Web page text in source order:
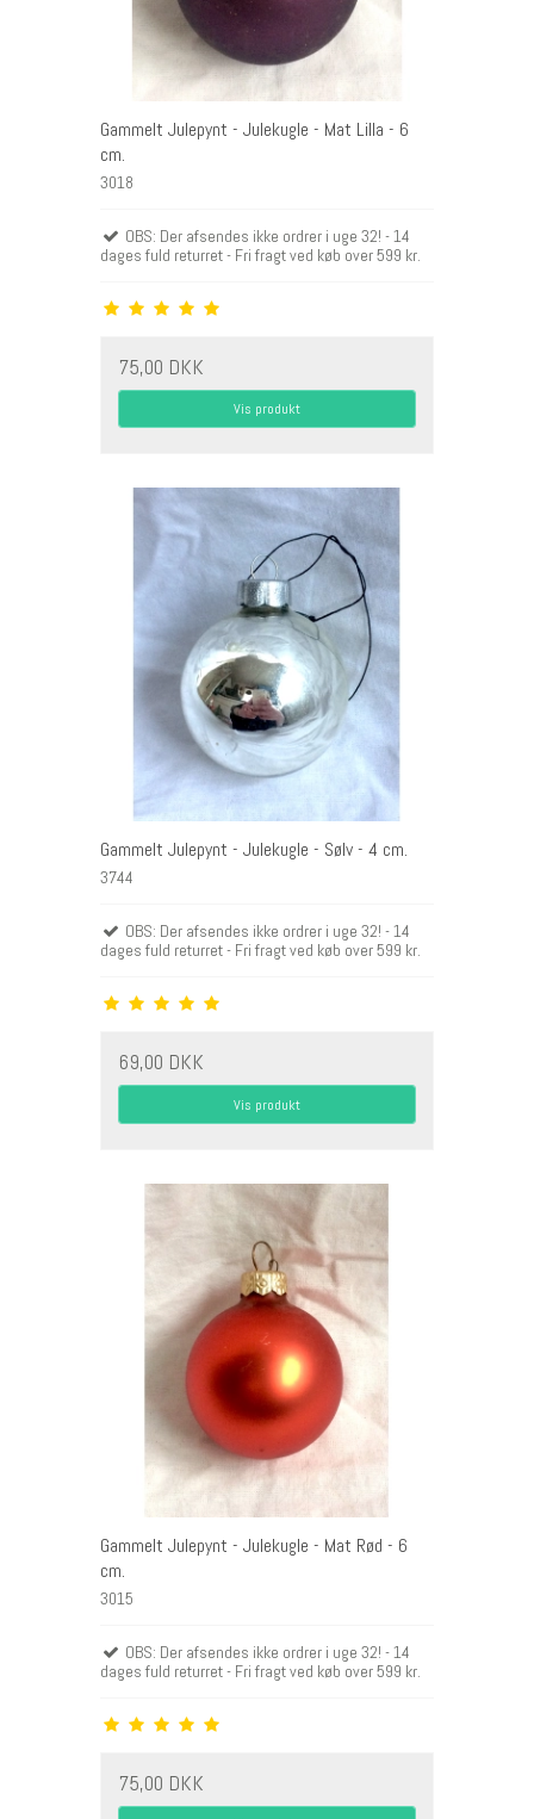
Gammelt Julepynt - Julekugle - Mat Lilla - 6
cm.
3018
OBS: Der afsendes ikke ordrer i uge 32! - 14
dages fuld returret - Fri fragt ved køb over 599 kr.
75,00 DKK
Vis produkt
Gammelt Julepynt - Julekugle - Sølv - 4 cm.
3744
OBS: Der afsendes ikke ordrer i uge 32! - 14
dages fuld returret - Fri fragt ved køb over 599 kr.
69,00 DKK
Vis produkt
Gammelt Julepynt - Julekugle - Mat Rød - 6
cm.
3015
OBS: Der afsendes ikke ordrer i uge 32! - 14
dages fuld returret - Fri fragt ved køb over 599 kr.
75,00 DKK